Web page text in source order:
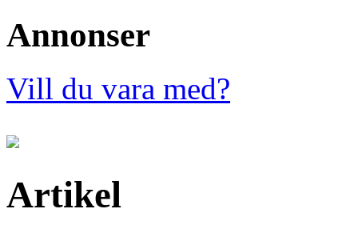
Annonser
Vill du vara med?
Artikel